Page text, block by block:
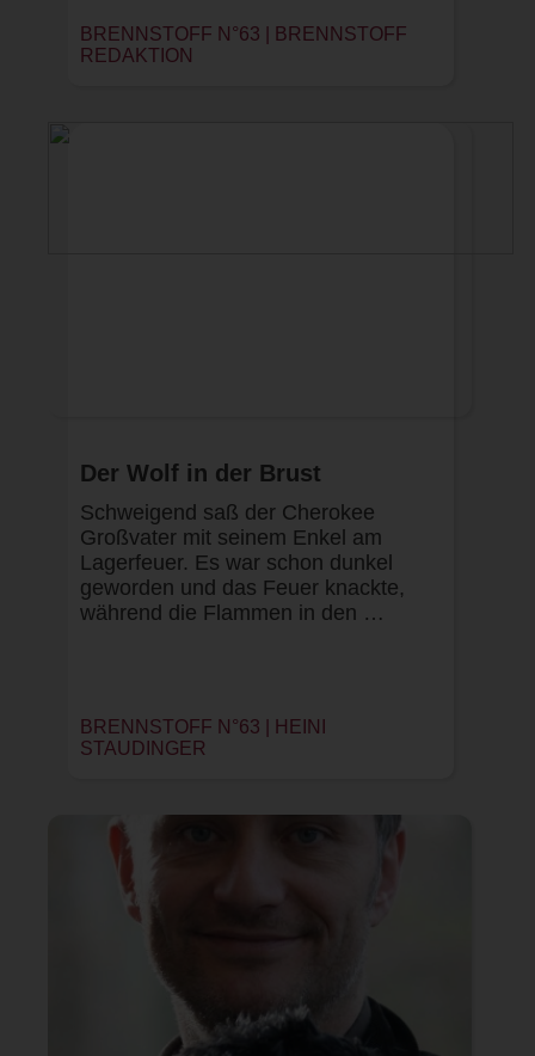
BRENNSTOFF N°63 |
BRENNSTOFF
REDAKTION
Der Wolf in der Brust
Schweigend saß der Cherokee
Großvater mit seinem Enkel am
Lagerfeuer. Es war schon dunkel
geworden und das Feuer knackte,
während die Flammen in den …
BRENNSTOFF N°63 |
HEINI
STAUDINGER